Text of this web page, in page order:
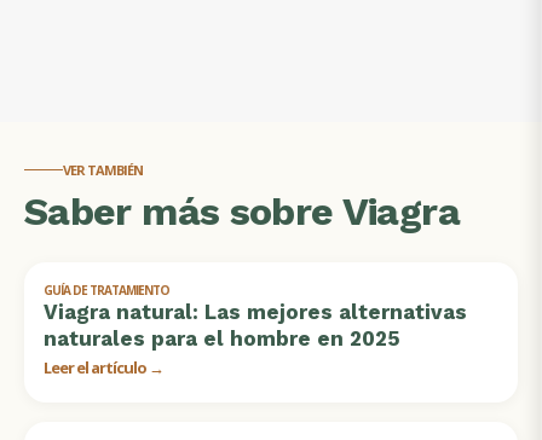
VER TAMBIÉN
Saber más sobre Viagra
GUÍA DE TRATAMIENTO
Viagra natural: Las mejores alternativas
naturales para el hombre en 2025
Leer el artículo →